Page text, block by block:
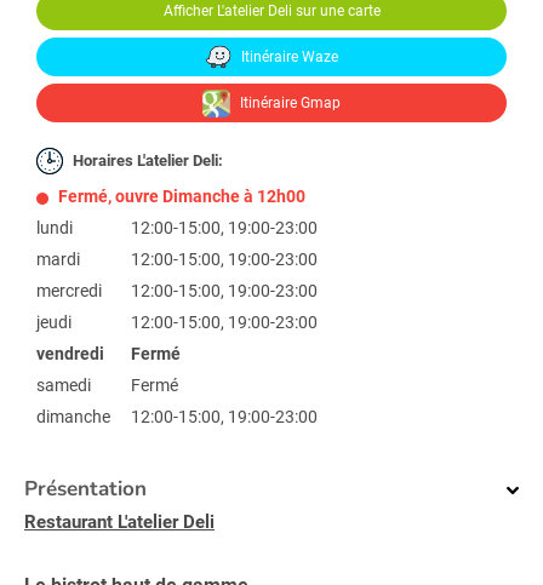
Afficher L'atelier Deli sur une carte
Itinéraire Waze
Itinéraire Gmap
Horaires L'atelier Deli:
Fermé, ouvre Dimanche à 12h00
lundi
12:00-15:00, 19:00-23:00
mardi
12:00-15:00, 19:00-23:00
mercredi
12:00-15:00, 19:00-23:00
jeudi
12:00-15:00, 19:00-23:00
vendredi
Fermé
samedi
Fermé
dimanche
12:00-15:00, 19:00-23:00
Présentation
Restaurant L'atelier Deli